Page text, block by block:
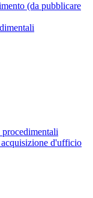
(da pubblicare
d'ufficio